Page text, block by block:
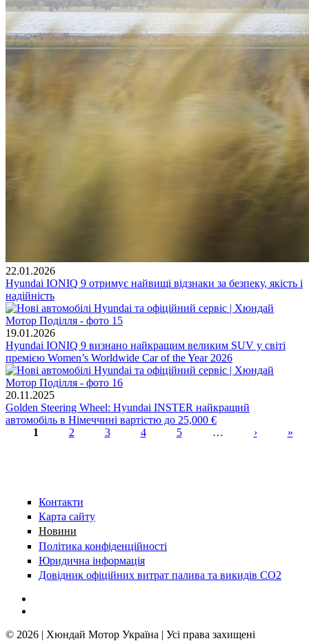
22.01.2026
Hyundai IONIQ 9 отримує найвищі відзнаки за безпеку, якість і
надійність
19.01.2026
Hyundai IONIQ 9 визнано найкращим великим SUV у світі
премією Women’s Worldwide Car of the Year 2026
20.11.2025
Golden Steering Wheel: Hyundai INSTER найкращий
автомобіль в Німеччині вартістю до 25,000 €
1 2 3 4 5 … › »
Контакти
Карта сайту
Новини
Політика конфіденційності
Юридична інформація
Довідник офіційних витрат палива та викидів СО2
© 2026 | Хюндай Мотор Україна | Усі права захищені